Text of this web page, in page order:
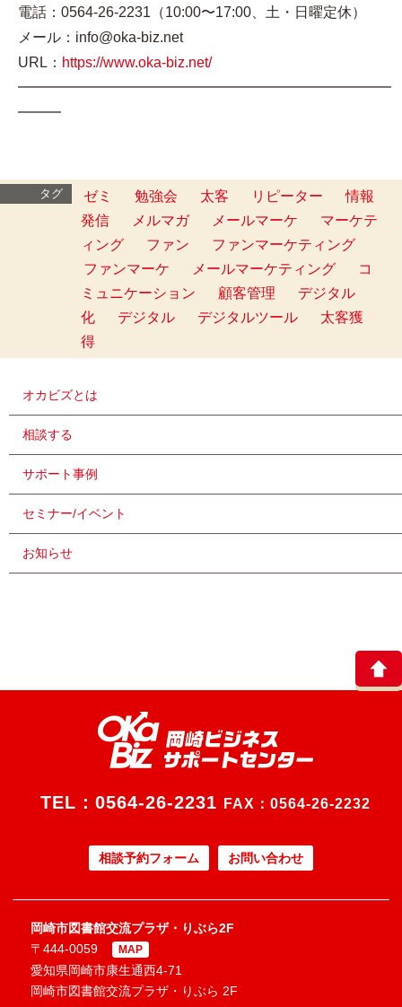
電話：0564-26-2231（10:00〜17:00、土・日曜定休）
メール：info@oka-biz.net
URL： https://www.oka-biz.net/
━━━━━━━━━━━━━━━━━━━━━━━━━━
━━━
タグ ゼミ 勉強会 太客 リピーター
情報
発信
メルマガ メールマーケ
マーケテ
ィング
ファン
ファンマーケティング
ファンマーケ
メールマーケティング
コ
ミュニケーション
顧客管理
デジタル
化
デジタル デジタルツール
太客獲
得
オカビズとは
相談する
サポート事例
セミナー/イベント
お知らせ
TEL： 0564-26-2231 FAX：0564-26-2232
相談予約フォーム お問い合わせ
岡崎市図書館交流プラザ・りぶら2F
〒444-0059
MAP
愛知県岡崎市康生通西4-71
岡崎市図書館交流プラザ・りぶら 2F